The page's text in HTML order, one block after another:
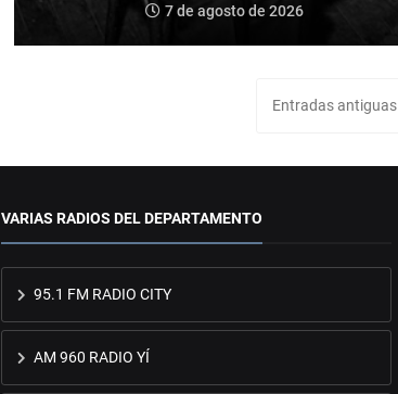
7 de agosto de 2026
Entradas antiguas
VARIAS RADIOS DEL DEPARTAMENTO
95.1 FM RADIO CITY
AM 960 RADIO YÍ